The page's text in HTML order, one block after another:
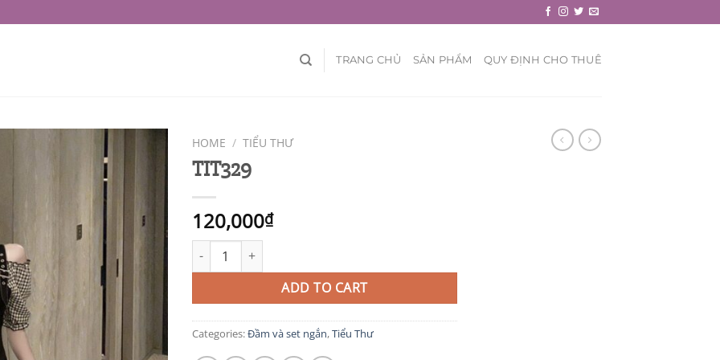
TRANG CHỦ SẢN PHẨM QUY ĐỊNH CHO THUÊ
HOME / TIỂU THƯ
TIT329
120,000₫
TIT329 quantity
ADD TO CART
Categories:Đầm và set ngắn,Tiểu Thư